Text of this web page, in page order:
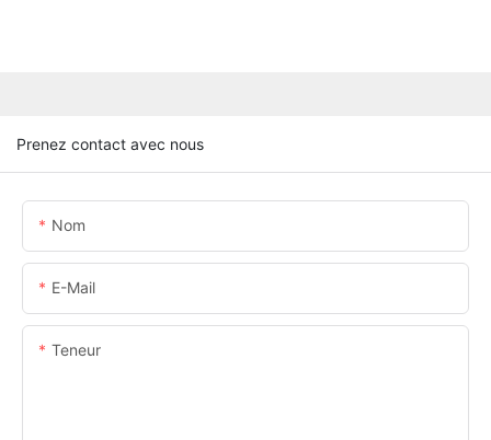
Prenez contact avec nous
Nom
E-Mail
Teneur